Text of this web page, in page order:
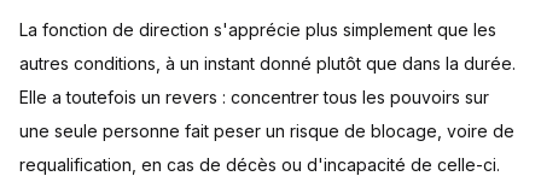
La fonction de direction s'apprécie plus simplement que les
autres conditions, à un instant donné plutôt que dans la durée.
Elle a toutefois un revers : concentrer tous les pouvoirs sur
une seule personne fait peser un risque de blocage, voire de
requalification, en cas de décès ou d'incapacité de celle-ci.